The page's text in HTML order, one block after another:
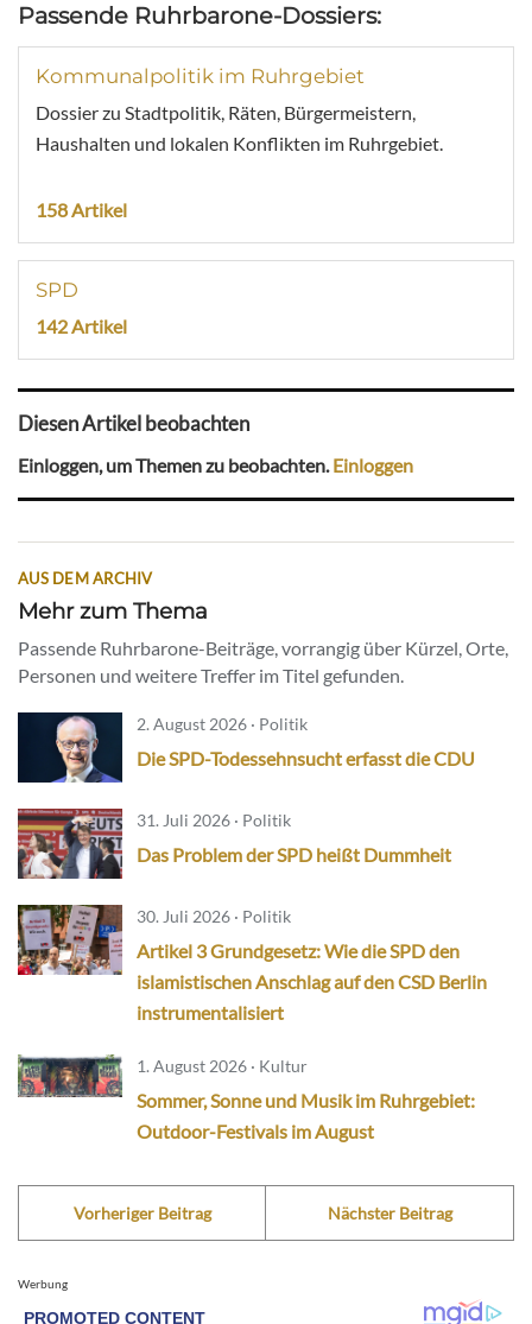
Passende Ruhrbarone-Dossiers:
Kommunalpolitik im Ruhrgebiet
Dossier zu Stadtpolitik, Räten, Bürgermeistern,
Haushalten und lokalen Konflikten im Ruhrgebiet.
158 Artikel
SPD
142 Artikel
Diesen Artikel beobachten
Einloggen, um Themen zu beobachten.Einloggen
AUS DEM ARCHIV
Mehr zum Thema
Passende Ruhrbarone-Beiträge, vorrangig über Kürzel, Orte,
Personen und weitere Treffer im Titel gefunden.
2. August 2026 · Politik
Die SPD-Todessehnsucht erfasst die CDU
31. Juli 2026 · Politik
Das Problem der SPD heißt Dummheit
30. Juli 2026 · Politik
Artikel 3 Grundgesetz: Wie die SPD den
islamistischen Anschlag auf den CSD Berlin
instrumentalisiert
1. August 2026 · Kultur
Sommer, Sonne und Musik im Ruhrgebiet:
Outdoor-Festivals im August
Vorheriger Beitrag Nächster Beitrag
Werbung